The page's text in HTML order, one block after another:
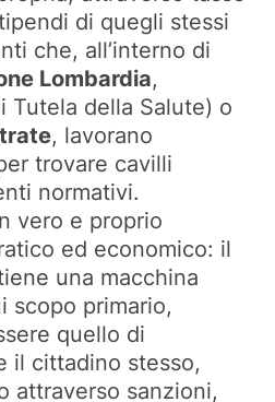
di quegli stessi
che, all’interno di
Lombardia,
Tutela della Salute) o
, lavorano
trovare cavilli
normativi.
vero e proprio
ed economico: il
una macchina
scopo primario,
quello di
il cittadino stesso,
attraverso sanzioni,